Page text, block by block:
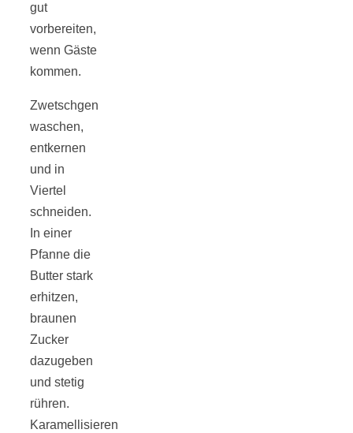
gut
vorbereiten,
wenn Gäste
kommen.
Zwetschgen
waschen,
entkernen
und in
Viertel
schneiden.
In einer
Pfanne die
Butter stark
erhitzen,
braunen
Zucker
dazugeben
und stetig
rühren.
Karamellisieren